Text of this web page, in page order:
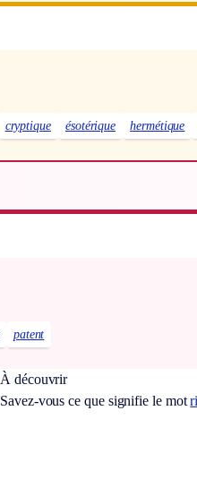
cryptique ésotérique hermétique
patent
À découvrir
Savez-vous ce que signifie le mot